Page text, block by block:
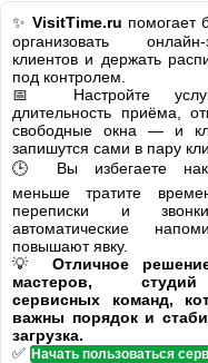
✨ VisitTime.ru помогает
организовать онлайн-
клиентов и держать
под контролем.
📅 Настройте
длительность приёма,
свободные окна — и
запишутся сами в пару
🕒 Вы избегаете
меньше тратите
переписки и
автоматические
повышают явку.
💡 Отличное
мастеров,
сервисных команд,
важны порядок и
загрузка.
✅ Начать пользоваться